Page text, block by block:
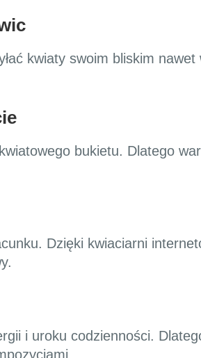
kwiaty swoim bliskim
bukietu. Dlatego
Dzięki kwiaciarni
i uroku codzienności.